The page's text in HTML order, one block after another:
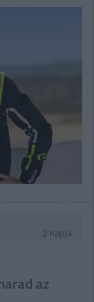
2 napja
az